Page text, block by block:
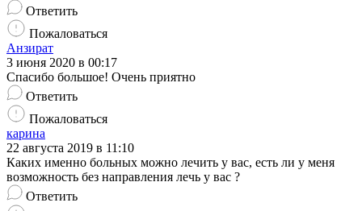
Ответить
Пожаловаться
Анзират
3 июня 2020 в 00:17
Спасибо большое! Очень приятно
Ответить
Пожаловаться
карина
22 августа 2019 в 11:10
Каких именно больных можно лечить у вас, есть ли у меня
возможность без направления лечь у вас ?
Ответить